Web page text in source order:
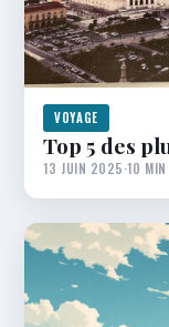
VOYAGE
Top 5 des
13 JUIN 2025·10 MIN